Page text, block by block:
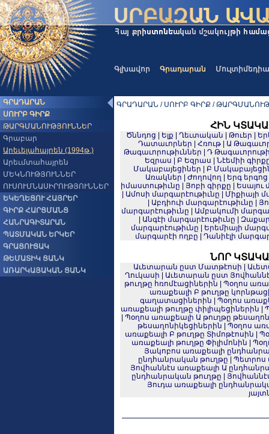
Գլխավոր Գրադարան Մուլտիմեդիա
ԳՐԱԴԱՐԱՆ
ՍՈՒՐԲ ԳԻՐՔ
ԹԱՐԳՄԱՆՈՒԹՅՈՒՆՆԵՐ
Գրաբար
Արեւելահայրեն (1994թ.)
Արեւմտահայրեն
ՄԵԿՆՈՒԹՅՈՒՆՆԵՐ
ՈՒՍՈՒՄՆԱՍԻՐՈՒԹՅՈՒՆՆԵՐ
ԵԿԵՂԵՑՈՒ ՀԱՅՐԵՐ
ԳԻՐՔ ՀԱՐՑՄԱՆՑ
ՀԱՆՐԱԳԻՏԱՐԱՆ
ՊԱՏՄԱԿԱՆ ԵՐԿԵՐ
ԳՐԱՑՈՒՑԱԿ
ԹԵՄԱՏԻԿ ՑԱՆԿ
ԱՌԱՐԿԱՅԱԿԱՆ ՑԱՆԿ
ԳՐԱԴԱՐԱՆ / ՍՈՒՐԲ ԳԻՐՔ /
ՀԻՆ
Ծննդոց Ելք Ղեւտական Թուեր
Դատաւորներ
Հռութ|
Ա
Թագաւորութիւններ
Դ
Եզրաս
Բ Եզրաս
Նէեմիի
Մակաբայեցիներ
Բ
Առակներ
Ժողովող Երգ երգոց
իմաստութիւնը
Յոբի գիրքը
Եսայու
Ամոսի մարգարէութիւնը
Միքիայի
Աբդիուի մարգարէութիւնը
մարգարէութիւնը
Ամբակումի
Անգէի մարգարէութիւնը
մարգարէութիւնը
Երեմիայի
մարգարէի ողբը
Դանիէլի
ՆՈՐ
Աւետարան ըստ Մատթէոսի
Ղուկասի
Աւետարան ըստ
թուղթը հռոմէացիներին
Պօղոս
առաքեալի Բ թուղթը
գաղատացիներին
Պօղոս
առաքեալի թուղթը փիլիպեցիներին
Պօղոս առաքեալի Ա թուղթը
թեսաղոնիկեցիներին
Պօղոս
առաքեալի Բ թուղթը Տիմոթէոսին
առաքեալի թուղթը Փիլիմոնին
Յակոբոս առաքեալի
ընդհանրական թուղթը
Պետրոս
Յովհաննէս առաքեալի Ա
ընդհանրական թուղթը
Յուդա առաքեալի